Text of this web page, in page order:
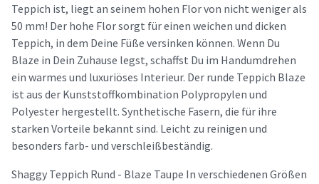
Teppich ist, liegt an seinem hohen Flor von nicht weniger als
50 mm! Der hohe Flor sorgt für einen weichen und dicken
Teppich, in dem Deine Füße versinken können. Wenn Du
Blaze in Dein Zuhause legst, schaffst Du im Handumdrehen
ein warmes und luxuriöses Interieur. Der runde Teppich Blaze
ist aus der Kunststoffkombination Polypropylen und
Polyester hergestellt. Synthetische Fasern, die für ihre
starken Vorteile bekannt sind. Leicht zu reinigen und
besonders farb- und verschleißbeständig.
Shaggy Teppich Rund - Blaze Taupe In verschiedenen Größen